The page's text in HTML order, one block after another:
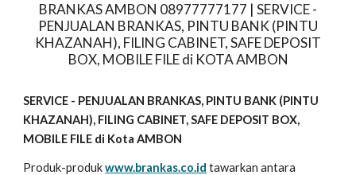
BRANKAS AMBON 08977777177 | SERVICE -
PENJUALAN BRANKAS, PINTU BANK (PINTU
KHAZANAH), FILING CABINET, SAFE DEPOSIT
BOX, MOBILE FILE di KOTA AMBON
SERVICE - PENJUALAN BRANKAS, PINTU BANK (PINTU
KHAZANAH), FILING CABINET, SAFE DEPOSIT BOX,
MOBILE FILE di Kota AMBON
Produk-produkwww.brankas.co.id tawarkan antara